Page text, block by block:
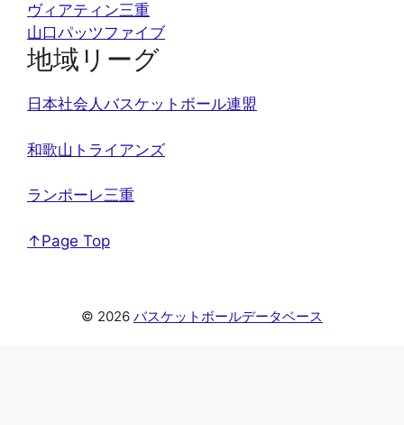
ヴィアティン三重
山口パッツファイブ
地域リーグ
日本社会人バスケットボール連盟
和歌山トライアンズ
ランポーレ三重
↑Page Top
© 2026 バスケットボールデータベース